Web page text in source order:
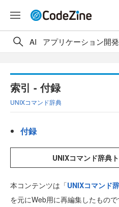
AI アプリケーション開発
索引 - 付録
UNIXコマンド辞典
付録
UNIXコマンド辞典
本コンテンツは「UNIXコマンド
を元にWeb用に再編集したもので